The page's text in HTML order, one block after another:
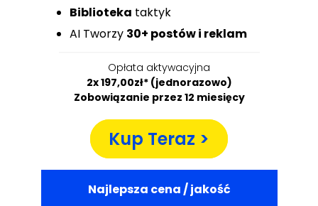
Biblioteka taktyk
AI Tworzy 30+ postów i reklam
Opłata aktywacyjna
2x 197,00zł* (jednorazowo)
Zobowiązanie przez 12 miesięcy
Kup Teraz >
Najlepsza cena / jakość